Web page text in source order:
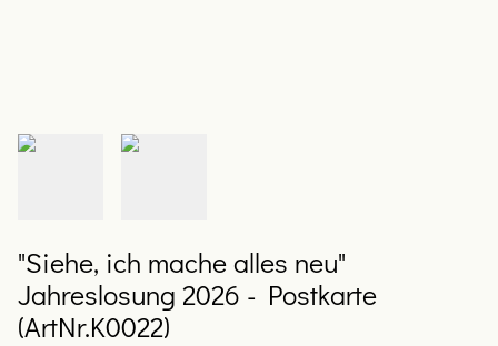
"Siehe, ich mache alles neu"
Jahreslosung 2026 - Postkarte
(ArtNr.K0022)